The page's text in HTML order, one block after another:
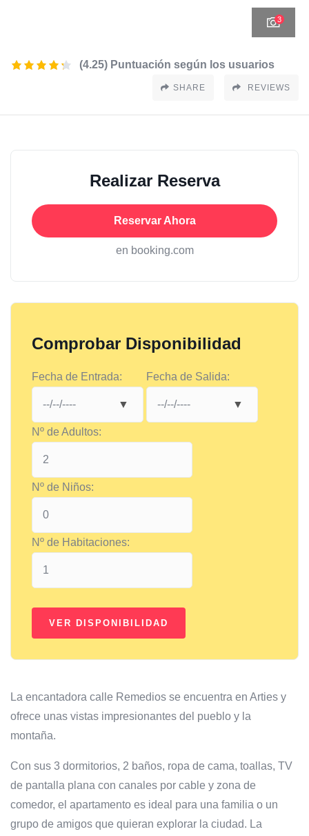
3
(4.25) Puntuación según los usuarios
SHARE REVIEWS
Realizar Reserva
Reservar Ahora
en booking.com
Comprobar Disponibilidad
Fecha de Entrada: Fecha de Salida:
Nº de Adultos:
Nº de Niños:
Nº de Habitaciones:
La encantadora calle Remedios se encuentra en Arties y
ofrece unas vistas impresionantes del pueblo y la
montaña.
Con sus 3 dormitorios, 2 baños, ropa de cama, toallas, TV
de pantalla plana con canales por cable y zona de
comedor, el apartamento es ideal para una familia o un
grupo de amigos que quieran explorar la ciudad. La